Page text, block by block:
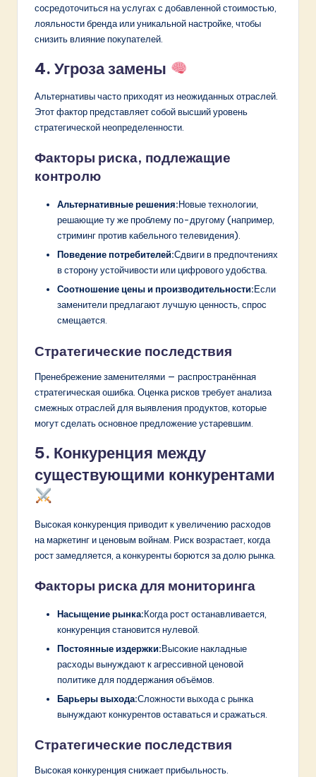
сосредоточиться на услугах с добавленной стоимостью,
лояльности бренда или уникальной настройке, чтобы
снизить влияние покупателей.
4. Угроза замены
Альтернативы часто приходят из неожиданных отраслей.
Этот фактор представляет собой высший уровень
стратегической неопределенности.
Факторы риска, подлежащие
контролю
Альтернативные решения:Новые технологии,
решающие ту же проблему по-другому (например,
стриминг против кабельного телевидения).
Поведение потребителей:Сдвиги в предпочтениях
в сторону устойчивости или цифрового удобства.
Соотношение цены и производительности:Если
заменители предлагают лучшую ценность, спрос
смещается.
Стратегические последствия
Пренебрежение заменителями — распространённая
стратегическая ошибка. Оценка рисков требует анализа
смежных отраслей для выявления продуктов, которые
могут сделать основное предложение устаревшим.
5. Конкуренция между
существующими конкурентами
Высокая конкуренция приводит к увеличению расходов
на маркетинг и ценовым войнам. Риск возрастает, когда
рост замедляется, а конкуренты борются за долю рынка.
Факторы риска для мониторинга
Насыщение рынка:Когда рост останавливается,
конкуренция становится нулевой.
Постоянные издержки:Высокие накладные
расходы вынуждают к агрессивной ценовой
политике для поддержания объёмов.
Барьеры выхода:Сложности выхода с рынка
вынуждают конкурентов оставаться и сражаться.
Стратегические последствия
Высокая конкуренция снижает прибыльность.